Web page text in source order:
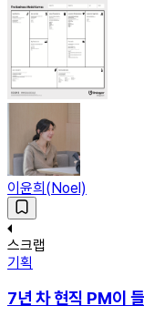
이윤희(Noel)
스크랩
기획
7년 차 현직 PM이